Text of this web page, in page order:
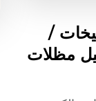
/
مظلات